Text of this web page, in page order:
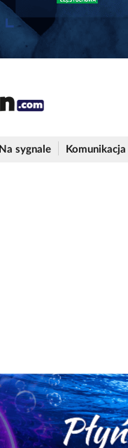
Na sygnale Komunikacja